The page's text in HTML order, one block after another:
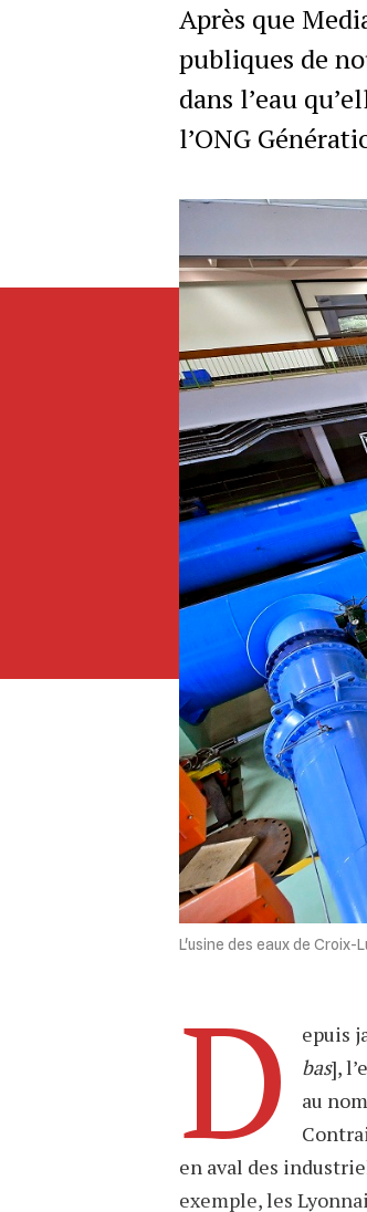
Après que
publiques de
dans l’eau
l’ONG
L'usine des eaux de
D epuis
bas],
au
en aval des
exemple, les